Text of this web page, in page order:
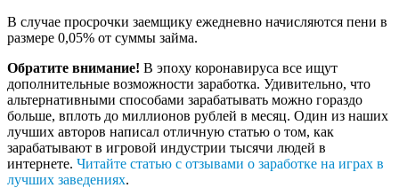
В случае просрочки заемщику ежедневно начисляются пени в
размере 0,05% от суммы займа.
Обратите внимание! В эпоху коронавируса все ищут
дополнительные возможности заработка. Удивительно, что
альтернативными способами зарабатывать можно гораздо
больше, вплоть до миллионов рублей в месяц. Один из наших
лучших авторов написал отличную статью о том, как
зарабатывают в игровой индустрии тысячи людей в
интернете. Читайте статью с отзывами о заработке на играх в
лучших заведениях.